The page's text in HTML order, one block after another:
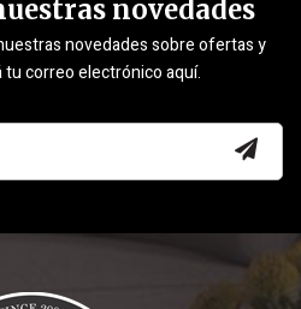
novedades
novedades sobre ofertas y
correo electrónico aquí.